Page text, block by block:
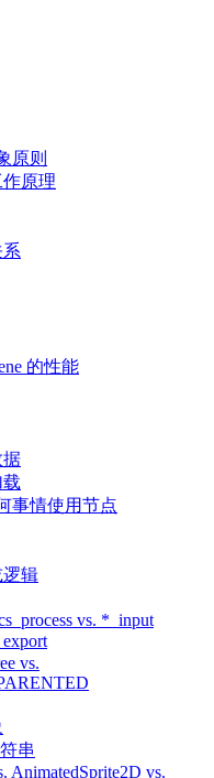
原则
原理
的性能
据
事情使用节点
逻辑
vs. *_input
export
vs.
串
AnimatedSprite2D vs.